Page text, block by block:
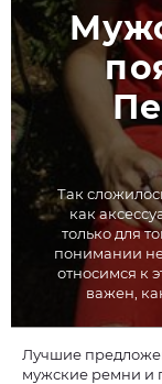
Так
как
только для
понимании
относимся к
важен,
Лучшие
мужские ремни и